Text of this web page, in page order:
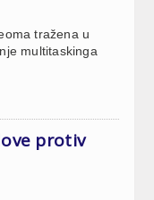
tražena u
multitaskinga
protiv